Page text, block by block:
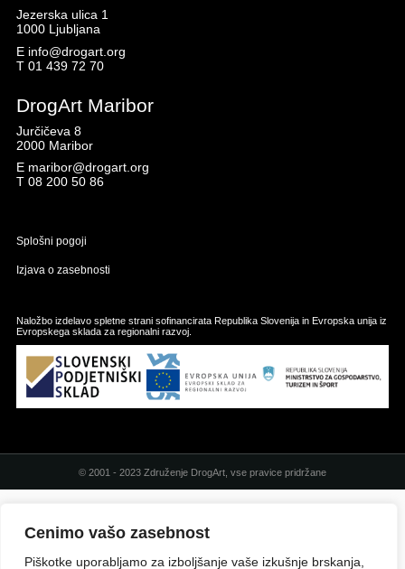
Cenimo vašo zasebnost
Piškotke uporabljamo za izboljšanje vaše izkušnje brskanja,
Jezerska ulica 1
1000 Ljubljana
E info@drogart.org
T 01 439 72 70
DrogArt Maribor
Jurčičeva 8
2000 Maribor
E maribor@drogart.org
T 08 200 50 86
Splošni pogoji
Izjava o zasebnosti
Naložbo izdelavo spletne strani sofinancirata Republika Slovenija in Evropska unija iz
Evropskega sklada za regionalni razvoj.
© 2001 - 2023 Združenje DrogArt, vse pravice pridržane